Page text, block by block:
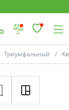
Триумфальный